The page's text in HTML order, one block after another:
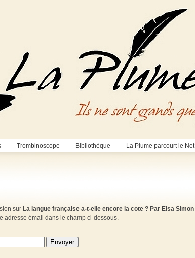
Trombinoscope Bibliothèque La Plume parcourt le Net
sur La langue française a-t-elle encore la cote ? Par Elsa Simon
adresse émail dans le champ ci-dessous.